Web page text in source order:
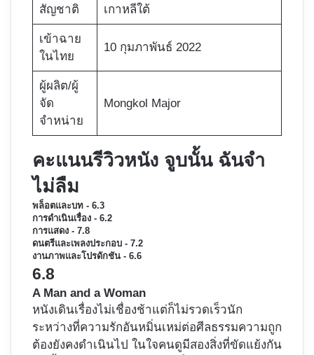
สัญชาติ เกาหลีใต้
เข้าฉาย
ในไทย
10 กุมภาพันธ์ 2022
ผู้ผลิต/ผู้
จัด
จำหน่าย
Mongkol Major
คะแนนรีวิวหนัง จูบนั้น ฉันจำ
ไม่ลืม
พล็อตและบท - 6.3
การดำเนินเรื่อง - 6.2
การแสดง - 7.8
ดนตรีและเพลงประกอบ - 7.2
งานภาพและโปรดักชัน - 6.6
6.8
A Man and a Woman
หนังเดินเรื่องไม่เชื่องช้าแต่ก็ไม่รวดเร็วนัก
ระหว่างที่ความรักอันหมิ่นเหม่ต่อศีลธรรมความถูก
ต้องยังคงดำเนินไป ในใจคนดูมีสองสิ่งที่ขัดแย้งกัน